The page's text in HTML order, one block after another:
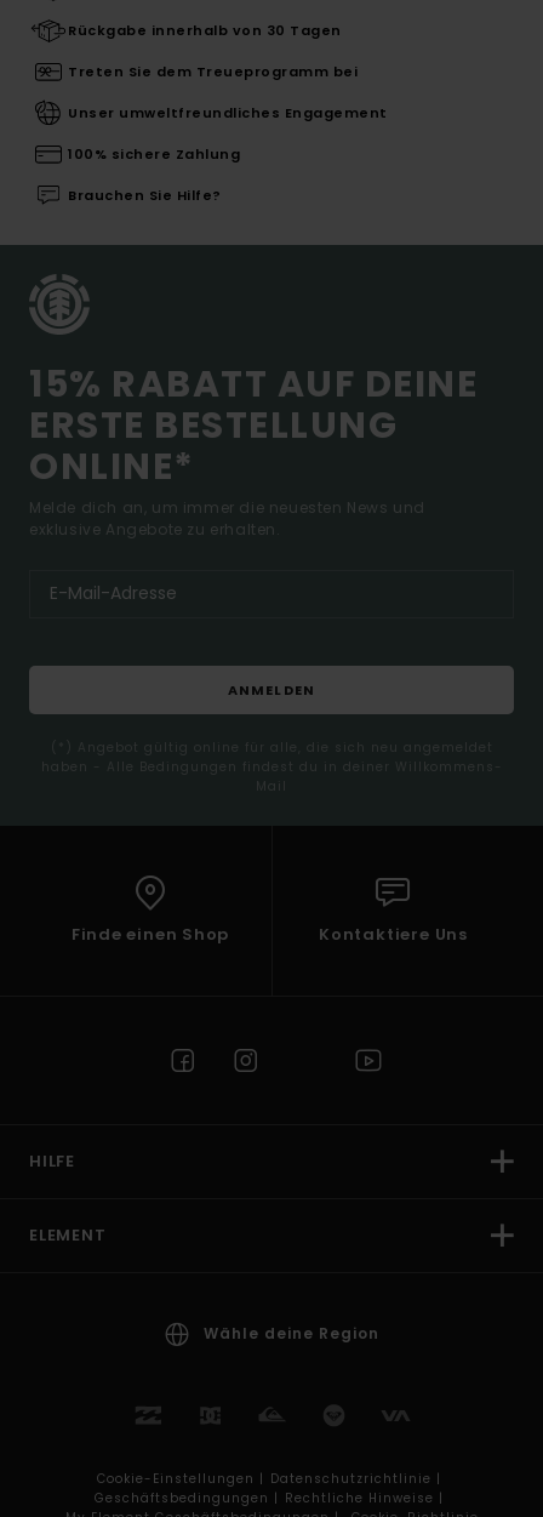
Rückgabe innerhalb von 30 Tagen
Treten Sie dem Treueprogramm bei
Unser umweltfreundliches Engagement
100% sichere Zahlung
Brauchen Sie Hilfe?
15% RABATT AUF DEINE
ERSTE BESTELLUNG
ONLINE*
Melde dich an, um immer die neuesten News und
exklusive Angebote zu erhalten.
ANMELDEN
(*) Angebot gültig online für alle, die sich neu angemeldet
haben - Alle Bedingungen findest du in deiner Willkommens-
Mail
Finde einen Shop Kontaktiere Uns
HILFE
ELEMENT
Wähle deine Region
Cookie-Einstellungen | Datenschutzrichtlinie |
Geschäftsbedingungen | Rechtliche Hinweise |